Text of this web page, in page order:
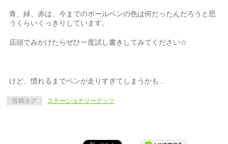
青、緑、赤は、今までのボールペンの色は何だったんだろうと思
うくらいくっきりしています。
店頭でみかけたらぜひ一度試し書きしてみてください☆
けど、慣れるまでペンが走りすぎてしまうかも…
投稿タグ ステーショナリーグッツ